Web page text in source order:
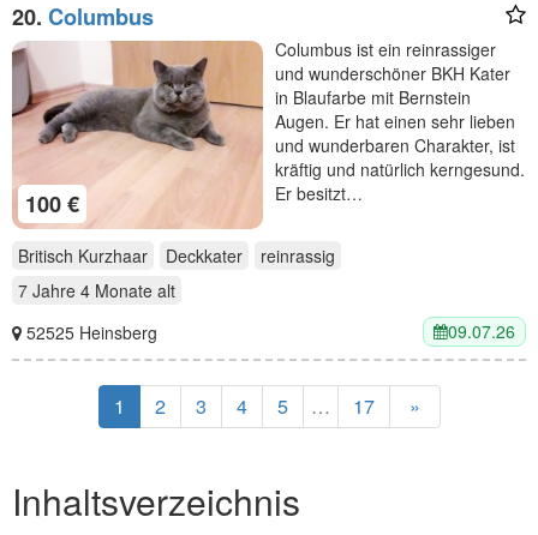
20. Columbus
100 €
Columbus ist ein reinrassiger
und wunderschöner BKH Kater
in Blaufarbe mit Bernstein
Augen. Er hat einen sehr lieben
und wunderbaren Charakter, ist
kräftig und natürlich kerngesund.
Er besitzt…
Britisch Kurzhaar Deckkater
reinrassig
7 Jahre 4 Monate alt
52525 Heinsberg
09.07.26
1 2 3 4 5 … 17 »
Inhaltsverzeichnis